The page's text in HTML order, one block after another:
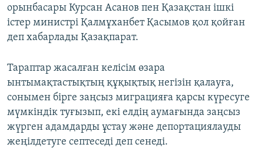
орынбасары Курсан Асанов пен Қазақстан ішкі
істер министрі Қалмұханбет Қасымов қол қойған
деп хабарлады Қазақпарат.
Тараптар жасалған келісім өзара
ынтымақтастықтың құқықтық негізін қалауға,
сонымен бірге заңсыз миграцияға қарсы күресуге
мүмкіндік туғызып, екі елдің аумағында заңсыз
жүрген адамдарды ұстау және депортациялауды
жеңілдетуге септеседі деп сенеді.